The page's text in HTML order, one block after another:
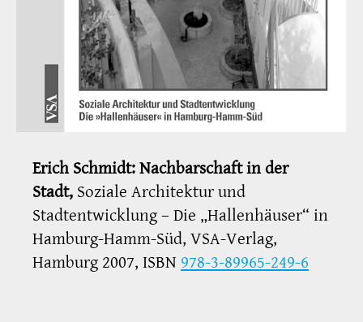
Erich Schmidt: Nachbarschaft in der
Stadt, Soziale Architektur und
Stadtentwicklung– Die „Hallenhäuser“ in
Hamburg-Hamm-Süd, VSA-Verlag,
Hamburg 2007, ISBN 978-3-89965-249-6